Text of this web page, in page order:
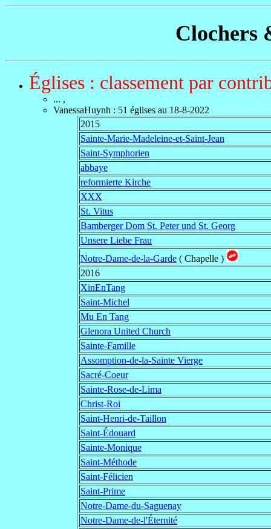
Clochers
Églises : classement par
... ,
VanessaHuynh : 51 églises au 18-8-2022
2015
Sainte-Marie-Madeleine-et-Saint-Jean
Saint-Symphorien
abbaye
reformierte Kirche
XXX
St. Vitus
Bamberger Dom St. Peter und St. Georg
Unsere Liebe Frau
Notre-Dame-de-la-Garde ( Chapelle )
2016
XinEnTang
Saint-Michel
Mu En Tang
Glenora United Church
Sainte-Famille
Assomption-de-la-Sainte Vierge
Sacré-Coeur
Sainte-Rose-de-Lima
Christ-Roi
Saint-Henri-de-Taillon
Saint-Édouard
Sainte-Monique
Saint-Méthode
Saint-Félicien
Saint-Prime
Notre-Dame-du-Saguenay
Notre-Dame-de-l'Éternité